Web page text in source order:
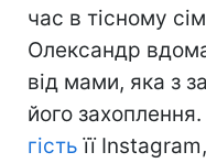
час в тісному
Олександр
від мами, яка з
його
гість її